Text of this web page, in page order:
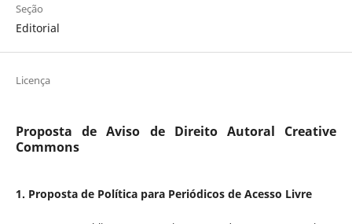
Seção
Editorial
Licença
Proposta de Aviso de Direito Autoral Creative
Commons
1. Proposta de Política para Periódicos de Acesso Livre